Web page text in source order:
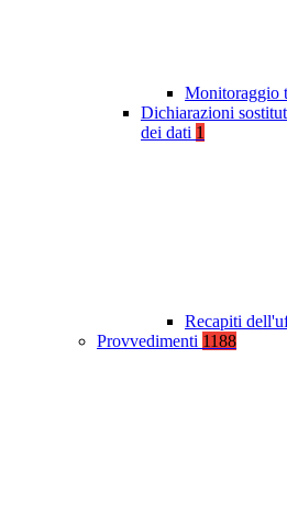
Monitoraggio
Dichiarazioni
dei dati 1
Recapiti
Provvedimenti 1188